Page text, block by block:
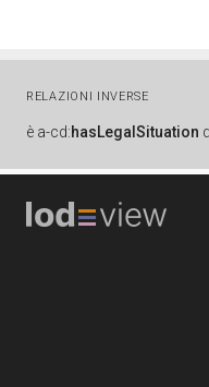
RELAZIONI INVERSE
è a-cd:hasLegalSituation